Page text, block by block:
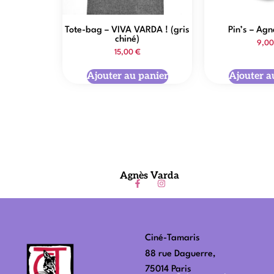
Tote-bag – VIVA VARDA ! (gris
chiné)
15,00 €
Ajouter au panier
Pin’s –
Ajouter
Agnès Varda
Ciné-Tamaris
88 rue Daguerre,
75014 Paris